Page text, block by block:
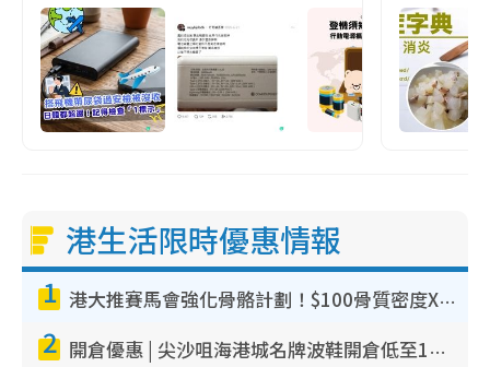
港生活限時優惠情報
1 港大推賽馬會強化骨骼計劃！$100骨質密度X光檢查 完成免費運動訓練送超市禮券！附參加資格
2 開倉優惠 | 尖沙咀海港城名牌波鞋開倉低至1折！On鞋$899起／Joy&Peace鞋履$98起